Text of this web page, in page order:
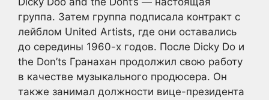
группа. Затем группа подписала контракт с
лейблом United Artists, где они оставались
до середины 1960-х годов. После Dicky Do и
the Don’ts Гранахан продолжил свою работу
в качестве музыкального продюсера. Он
также занимал должности вице-президента